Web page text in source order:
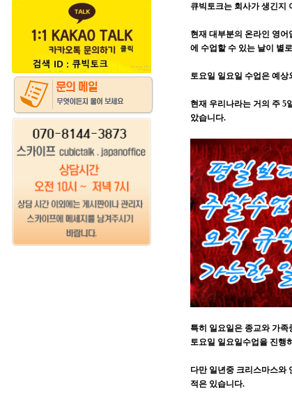
큐빅토크는 회사가 생긴지
현재 대부분의 온라인 영
에 수업할 수 있는 날이 별
토요일 일요일 수업은 예
현재 우리나라는 거의 주 5
았습니다.
특히 일요일은 종교와 가족
토요일 일요일수업을 진행
다만 일년중 크리스마스와
적은 있습니다.